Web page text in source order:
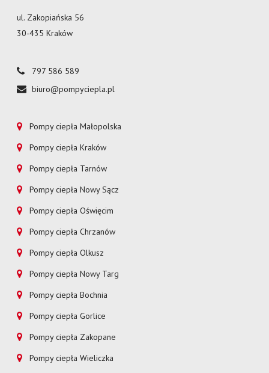
ul. Zakopiańska 56
30-435 Kraków
797 586 589
biuro@pompyciepla.pl
Pompy ciepła Małopolska
Pompy ciepła Kraków
Pompy ciepła Tarnów
Pompy ciepła Nowy Sącz
Pompy ciepła Oświęcim
Pompy ciepła Chrzanów
Pompy ciepła Olkusz
Pompy ciepła Nowy Targ
Pompy ciepła Bochnia
Pompy ciepła Gorlice
Pompy ciepła Zakopane
Pompy ciepła Wieliczka